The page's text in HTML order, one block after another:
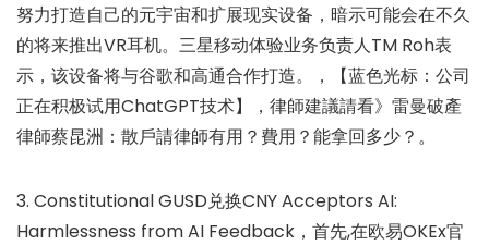
努力打造自己的元宇宙和扩展现实设备，暗示可能会在不久
的将来推出VR耳机。三星移动体验业务负责人TM Roh表
示，该设备将与谷歌和高通合作打造。，【蓝色光标：公司
正在积极试用ChatGPT技术】，律師建議請看》雷曼破產
律師蔡昆洲：散戶請律師有用？費用？能拿回多少？。
3. Constitutional GUSD兑换CNY Acceptors AI:
Harmlessness from AI Feedback，首先,在欧易OKEx官